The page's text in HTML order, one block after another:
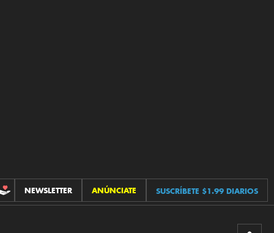
CONTRIBUCIONES
NEWSLETTER ANÚNCIATE SUSCRÍBETE $1.99 DIARIOS